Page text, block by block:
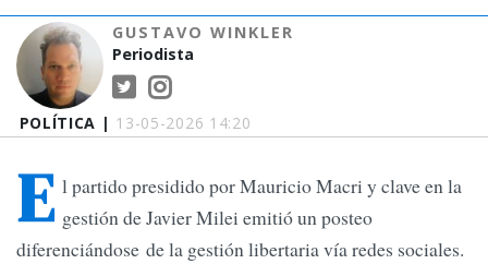
POLÍTICA | 13-05-2026 14:20
GUSTAVO WINKLER
Periodista
E l partido presidido por Mauricio Macri y clave en la
gestión de Javier Milei emitió un posteo
diferenciándose de la gestión libertaria vía redes sociales.